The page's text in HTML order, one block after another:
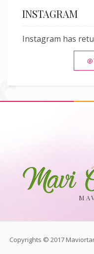
INSTAGRAM
Instagram has
Copyrights © 2017